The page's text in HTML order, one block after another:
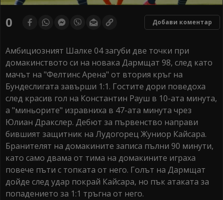
0 Добави коментар
Амбициозният Шалке 04 загуби две точки при
домакинството си на новака Дармщат 98, след като
мачът на "Фелтинс Арена" от втория кръг на
Бундеслигата завърши 1:1. Гостите дори поведоха
след красив гол на Константин Рауш в 10-ата минута,
а "миньорите" изравниха в 47-ата минута чрез
Юлиан Дракслер. Дебют за първенство направи
бившият защитник на Лудогорец Жуниор Кайсара.
Бранителят на домакините записа пълни 90 минути,
като само двама от тима на домакините играха
повече пъти с топката от него. Голът на Дармщат
дойде след удар покрай Кайсара, но пък атаката за
попадението за 1:1 тръгна от него.